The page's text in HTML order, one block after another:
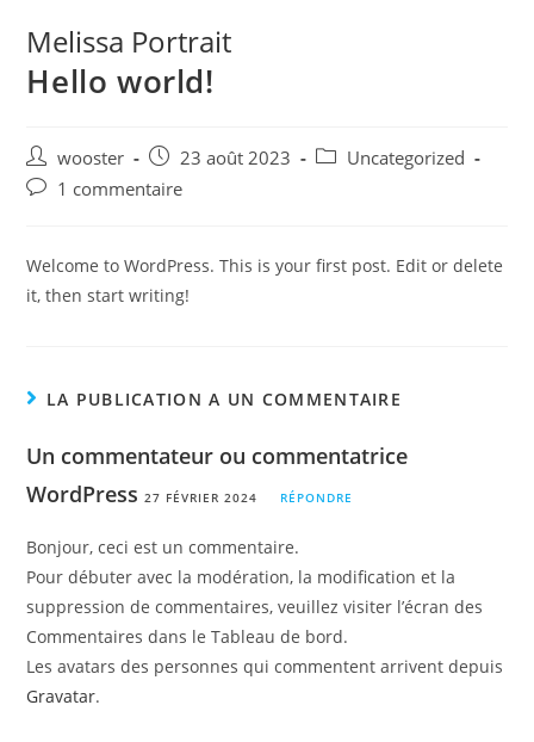
content
Melissa Portrait
Hello world!
Auteur/autrice
de
wooster
Post
published:
23 août 2023
PostUncategorized
Post1 commentaire
Welcome to WordPress. This is your first post. Edit or delete
it, then start writing!
LA PUBLICATION A UN COMMENTAIRE
Un commentateur ou commentatrice
WordPress 27 FÉVRIER 2024 RÉPONDRE
Bonjour, ceci est un commentaire.
Pour débuter avec la modération, la modification et la
suppression de commentaires, veuillez visiter l’écran des
Commentaires dans le Tableau de bord.
Les avatars des personnes qui commentent arrivent depuis
Gravatar.